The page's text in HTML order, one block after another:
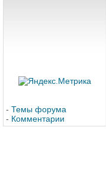
- Темы форума
- Комментарии